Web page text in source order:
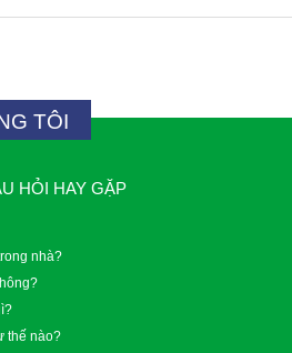
TÔI
HỎI HAY GẶP
nhà?
thế nào?